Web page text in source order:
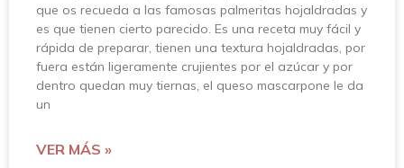
que os recueda a las famosas palmeritas hojaldradas y
es que tienen cierto parecido. Es una receta muy fácil y
rápida de preparar, tienen una textura hojaldradas, por
fuera están ligeramente crujientes por el azúcar y por
dentro quedan muy tiernas, el queso mascarpone le da
un
VER MÁS »